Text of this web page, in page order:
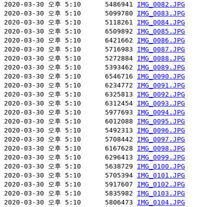
2020-03-30 오후 5:10      5486941 IMG_0082.JPG
2020-03-30 오후 5:10      5099780 IMG_0083.JPG
2020-03-30 오후 5:10      5118261 IMG_0084.JPG
2020-03-30 오후 5:10      6509892 IMG_0085.JPG
2020-03-30 오후 5:10      6421662 IMG_0086.JPG
2020-03-30 오후 5:10      5716983 IMG_0087.JPG
2020-03-30 오후 5:10      5272884 IMG_0088.JPG
2020-03-30 오후 5:10      5393462 IMG_0089.JPG
2020-03-30 오후 5:10      6546716 IMG_0090.JPG
2020-03-30 오후 5:10      6234772 IMG_0091.JPG
2020-03-30 오후 5:10      6325813 IMG_0092.JPG
2020-03-30 오후 5:10      6312454 IMG_0093.JPG
2020-03-30 오후 5:10      5977693 IMG_0094.JPG
2020-03-30 오후 5:10      6012088 IMG_0095.JPG
2020-03-30 오후 5:10      5492313 IMG_0096.JPG
2020-03-30 오후 5:10      5708442 IMG_0097.JPG
2020-03-30 오후 5:10      6167628 IMG_0098.JPG
2020-03-30 오후 5:10      6296413 IMG_0099.JPG
2020-03-30 오후 5:10      5638729 IMG_0100.JPG
2020-03-30 오후 5:10      5705394 IMG_0101.JPG
2020-03-30 오후 5:10      5917607 IMG_0102.JPG
2020-03-30 오후 5:10      5835982 IMG_0103.JPG
2020-03-30 오후 5:10      5806473 IMG_0104.JPG